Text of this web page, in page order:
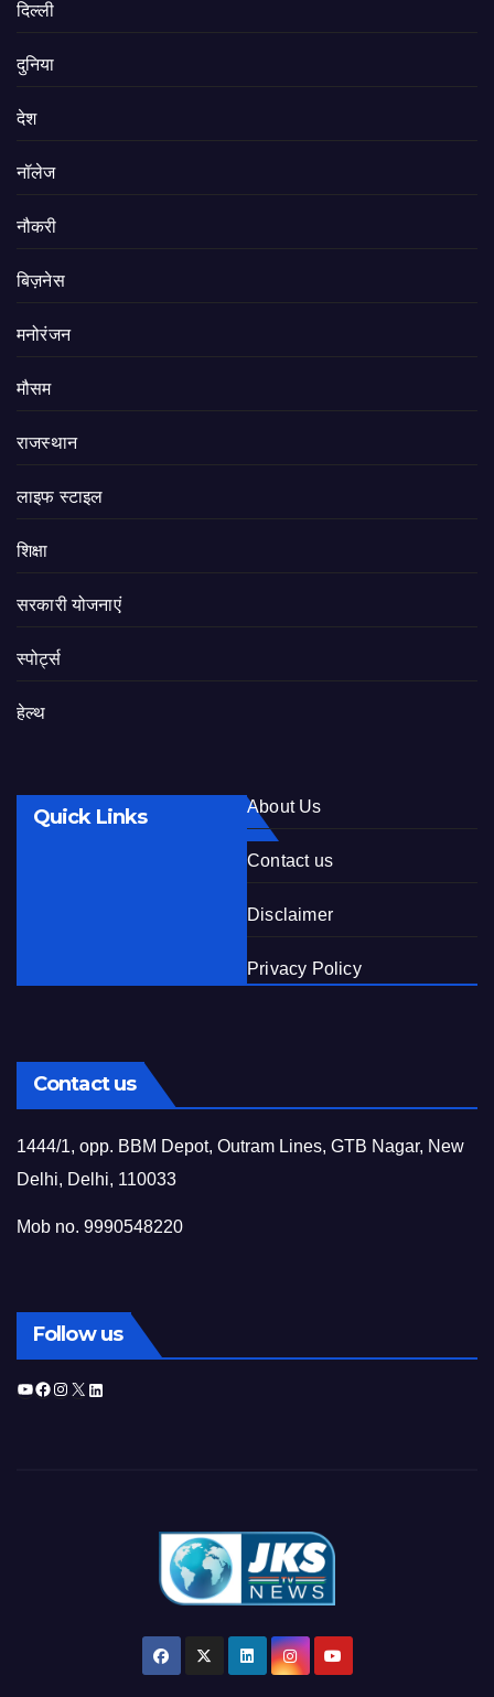
दिल्ली
दुनिया
देश
नॉलेज
नौकरी
बिज़नेस
मनोरंजन
मौसम
राजस्थान
लाइफ स्टाइल
शिक्षा
सरकारी योजनाएं
स्पोर्ट्स
हेल्थ
Quick Links About Us
Contact us
Disclaimer
Privacy Policy
Contact us
1444/1, opp. BBM Depot, Outram Lines, GTB Nagar, New
Delhi, Delhi, 110033
Mob no. 9990548220
Follow us
YouTube
Facebook
Instagram
X LinkedIn